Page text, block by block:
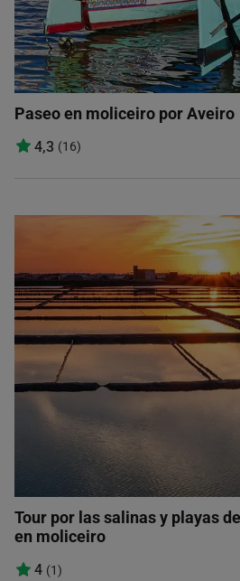
Paseo en moliceiro por Aveiro
4,3 (16)
Tour por las salinas y playas
en moliceiro
4 (1)